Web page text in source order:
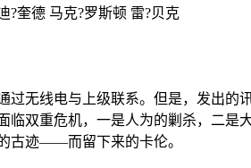
?奎德 马克?罗斯顿 雷?贝克
无线电与上级联系。但是，发出的
双重危机，一是人为的剿杀，二是
古迹——而留下来的卡伦。